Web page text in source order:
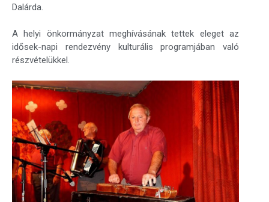
Dalárda.
A helyi önkormányzat meghívásának tettek eleget az
idősek-napi rendezvény kulturális programjában való
részvételükkel.